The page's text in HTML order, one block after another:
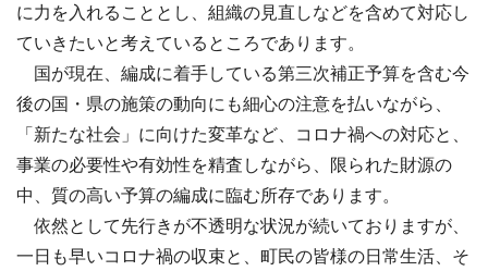
に力を入れることとし、組織の見直しなどを含めて対応し
ていきたいと考えているところであります。
国が現在、編成に着手している第三次補正予算を含む今
後の国・県の施策の動向にも細心の注意を払いながら、
「新たな社会」に向けた変革など、コロナ禍への対応と、
事業の必要性や有効性を精査しながら、限られた財源の
中、質の高い予算の編成に臨む所存であります。
依然として先行きが不透明な状況が続いておりますが、
一日も早いコロナ禍の収束と、町民の皆様の日常生活、そ